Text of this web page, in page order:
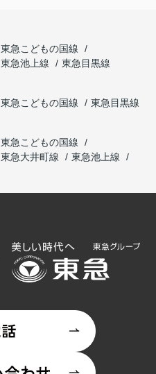
東急こどもの国線
東急池上線
東急目黒線
東急こどもの国線
東急目黒線
東急こどもの国線
東急大井町線
東急池上線